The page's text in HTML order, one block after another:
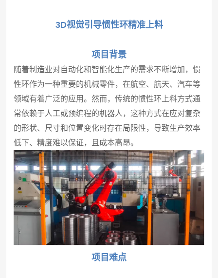
3D视觉引导惯性环精准上料
项目背景
随着制造业对自动化和智能化生产的需求不断增加，惯
性环作为一种重要的机械零件，在航空、航天、汽车等
领域有着广泛的应用。然而，传统的惯性环上料方式通
常依赖于人工或预编程的机器人，这种方式在应对复杂
的形状、尺寸和位置变化时存在局限性，导致生产效率
低下、精度难以保证，且成本高昂。
项目难点